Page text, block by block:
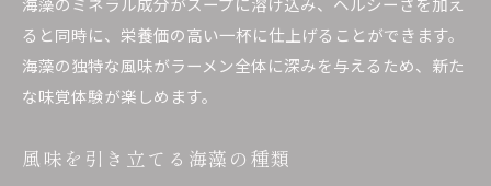
ラーメンの栄養バランスを考える
海藻の栄養素とその効果
栄養価を高める調理の工夫
ると同時に、栄養価の高い一杯に仕上げることができます。
海藻の独特な風味がラーメン全体に深みを与えるため、新た
な味覚体験が楽しめます。
風味を引き立てる海藻の種類